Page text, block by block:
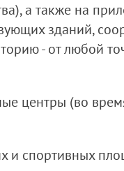
а также на
зданий,
- от любой
центры (во
и спортивных